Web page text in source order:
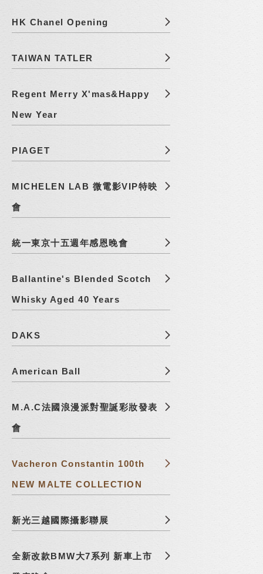
HK Chanel Opening
TAIWAN TATLER
Regent Merry X'mas&Happy
New Year
PIAGET
MICHELEN LAB 微電影VIP特映
會
統一東京十五週年感恩晚會
Ballantine's Blended Scotch
Whisky Aged 40 Years
DAKS
American Ball
M.A.C法國浪漫派對聖誕彩妝發表
會
Vacheron Constantin 100th
NEW MALTE COLLECTION
新光三越國際攝影聯展
全新改款BMW大7系列 新車上市